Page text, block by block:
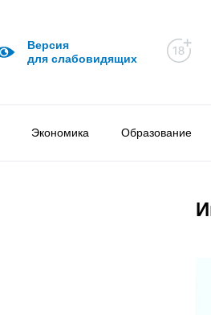
Версия
для слабовидящих
Экономика Образование